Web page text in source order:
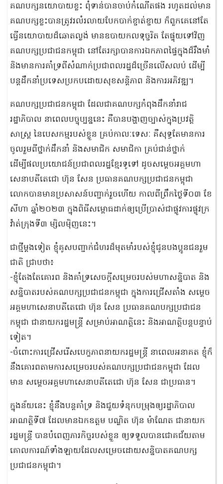
គណបក្សនយោបាយខ្លះ ពុំទាន់បានចាប់កំណើតផង រហូតដល់មាន
គណបក្សខ្លះបានត្រូវរលំរលាយបែកបាក់ខ្ចាត់ខ្ចាយ ក៏ពួកគេនៅតែ
ធ្វើនយោបាយដ៏ឆោតល្ងង់ មានឧបាយកលទុច្ចរិត តែផ្ទុយទៅវិញ
គណបក្សប្រជាជនកម្ពុជា នៅតែរក្សាបានការឯកភាពផ្ទៃក្នុងដ៏រឹងមាំ
និងមានការគាំទ្រពីសំណាក់ប្រជាពលរដ្ឋដ៏ច្រើនលើសលប់ ដើម្បី
បន្តដឹកនាំប្រទេសប្រកបដោយសុខសន្តិភាព និងការអភិវឌ្ឍ។
គណបក្សប្រជាជនកម្ពុជា ដែលជាគណបក្សកំពុងដឹកនាំរាជ
រដ្ឋាភិបាល នាពេលបច្ចុប្បន្ននេះ គឺបានបង្ហាញច្បាស់ក្នុងប្រវត្តិ
សាស្រ្ត នៃបេសកម្មរបស់ខ្លួន គ្រប់កាលៈទេសៈ គឺសុទ្ធតែមានការ
ចូលរួមពីថ្នាក់ដឹកនាំ និងសមាជិក សមាជិកា គ្រប់ជាន់ថ្នាក់
ដើម្បីផលប្រយោជន៍ប្រជាពលរដ្ឋខ្មែរទូទៅ ដូចសម្តេចអគ្គមហា
សេនាបតីតេជោ ហ៊ុន សែន ប្រធានគណបក្សប្រជាជនកម្ពុជា
លោកបានមានប្រសាសន៍បញ្ជាក់រួចហើយ កាលពីព្រឹកថ្ងៃទី០៣ ខែ
សីហា ឆ្នាំ២០២៣ ក្នុងពិធីសម្ពោធដាក់ឲ្យប្រើប្រាស់ជាផ្លូវការផ្លូវក្រ
វ៉ាត់ក្រុងទី៣ ម្សិលម៉ិញនេះ។
ជាថ្មីម្តងទៀត ខ្ញុំគូសបញ្ជាក់ជំហរដ៏មុតមាំរបស់ខ្ញុំជូនបងប្អូនជនរួម
ជាតិ ជ្រាបថា៖
-ខ្ញុំតែងតែគោរព និងគាំទ្រសេចក្តីសម្រេចរបស់មហាសន្និបាត និង
សន្និបាតរបស់គណបក្សប្រជាជនកម្ពុជា ក្នុងការជ្រើសតាំង សម្តេច
អគ្គមហាសេនាបតីតេជោ ហ៊ុន សែន ប្រធានគណបក្សប្រជាជន
កម្ពុជា ជានាយករដ្ឋមន្រ្តី សម្រាប់អាណត្តិនេះ និងអាណត្តិបន្តបន្ទាប់
ទៀត។
-ចំពោះការជ្រើសរើសបេក្ខភាពនាយករដ្ឋមន្រ្តី នាពេលអនាគត ខ្ញុំក៏
នឹងគោរពតាមការសម្រេចរបស់គណបក្សប្រជាជនកម្ពុជា ដែល
មាន សម្តេចអគ្គមហាសេនាបតីតេជោ ហ៊ុន សែន ជាប្រធាន។
ក្នុងន័យនេះ ខ្ញុំនឹងបន្តគាំទ្រ និងជួយទំនុកបម្រុងឲ្យរដ្ឋាភិបាល
អាណត្តិទី៧ ដែលមានឯកឧត្តម បណ្ឌិត ហ៊ុន ម៉ាណែត ជានាយក
រដ្ឋមន្រ្តី បានបំពេញភារកិច្ចរបស់ខ្លួន ឲ្យទទួលបានជោគជ័យតាម
គោលការណ៍ទាំងឡាយដែលសម្រេចដោយសន្និបាតគណបក្ស
ប្រជាជនកម្ពុជា។